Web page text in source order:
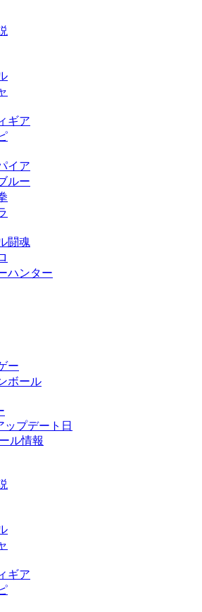
ギア
イア
ルー
闘魂
ハンター
ー
ボール
ップデート日
ル情報
ギア